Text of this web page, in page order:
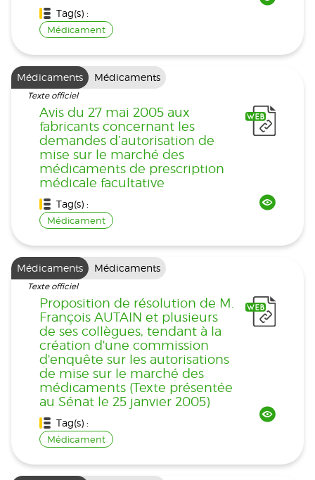
Tag(s) :
Médicament
Médicaments Médicaments
Texte officiel
Avis du 27 mai 2005 aux
fabricants concernant les
demandes d’autorisation de
mise sur le marché des
médicaments de prescription
médicale facultative
Tag(s) :
Médicament
Médicaments Médicaments
Texte officiel
Proposition de résolution de M.
François AUTAIN et plusieurs
de ses collègues, tendant à la
création d'une commission
d'enquête sur les autorisations
de mise sur le marché des
médicaments (Texte présentée
au Sénat le 25 janvier 2005)
Tag(s) :
Médicament